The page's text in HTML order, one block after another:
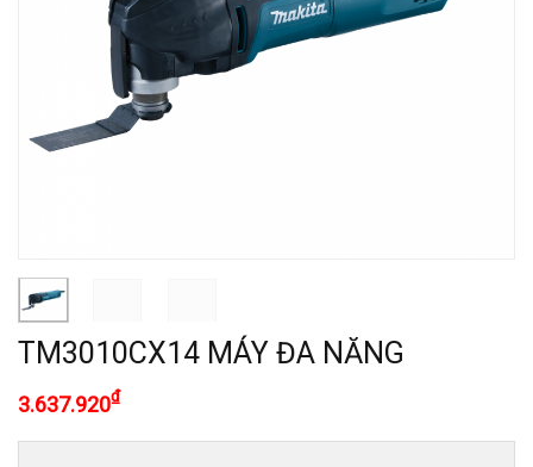
TM3010CX14 MÁY ĐA NĂNG
3.637.920₫